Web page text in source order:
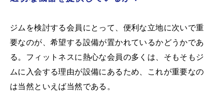
ジムを検討する会員にとって、便利な立地に次いで重
要なのが、希望する設備が置かれているかどうかであ
る。フィットネスに熱心な会員の多くは、そもそもジ
ムに入会する理由が設備にあるため、これが重要なの
は当然といえば当然である。